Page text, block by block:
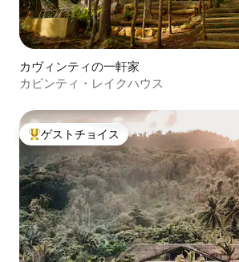
カヴィンティの一軒家
カビンティ・レイクハウス
大好評のゲストチョイスです。
ゲストチョイス